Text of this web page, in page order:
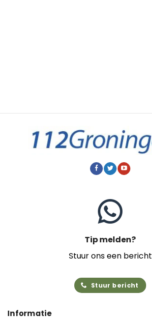
Informatie
Tip melden?
Stuur ons een bericht
Stuur bericht